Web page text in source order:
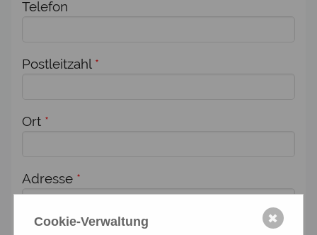
Telefon
Postleitzahl *
Ort *
Adresse *
Cookie-Verwaltung ✖